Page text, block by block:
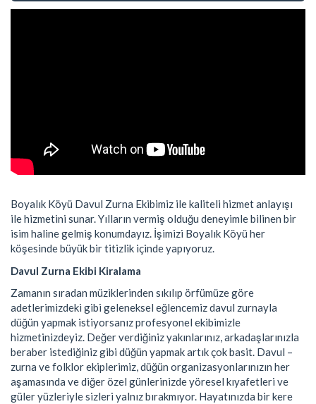
Boyalık Köyü Davul Zurna Ekibimiz ile kaliteli hizmet anlayışı
ile hizmetini sunar. Yılların vermiş olduğu deneyimle bilinen bir
isim haline gelmiş konumdayız. İşimizi Boyalık Köyü her
köşesinde büyük bir titizlik içinde yapıyoruz.
Davul Zurna Ekibi Kiralama
Zamanın sıradan müziklerinden sıkılıp örfümüze göre
adetlerimizdeki gibi geleneksel eğlencemiz davul zurnayla
düğün yapmak istiyorsanız profesyonel ekibimizle
hizmetinizdeyiz. Değer verdiğiniz yakınlarınız, arkadaşlarınızla
beraber istediğiniz gibi düğün yapmak artık çok basit. Davul –
zurna ve folklor ekiplerimiz, düğün organizasyonlarınızın her
aşamasında ve diğer özel günlerinizde yöresel kıyafetleri ve
güler yüzleriyle sizleri yalnız bırakmıyor. Hayatınızda bir kere